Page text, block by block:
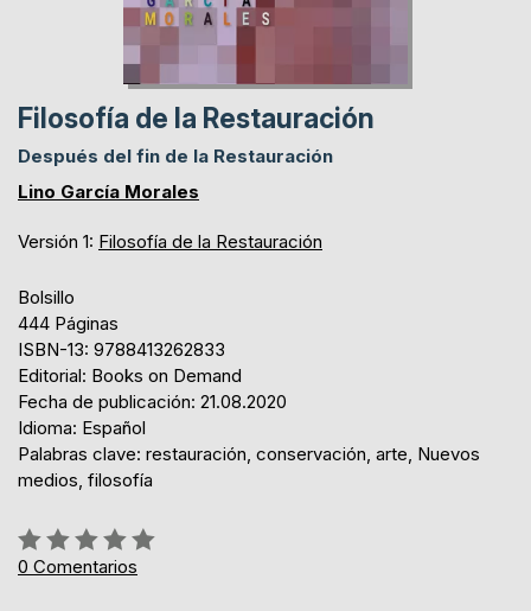
Filosofía de la Restauración
Después del fin de la Restauración
Lino García Morales
Versión 1: Filosofía de la Restauración
Bolsillo
444 Páginas
ISBN-13: 9788413262833
Editorial: Books on Demand
Fecha de publicación: 21.08.2020
Idioma: Español
Palabras clave: restauración, conservación, arte, Nuevos
medios, filosofía
Rating:
0%
0 Comentarios